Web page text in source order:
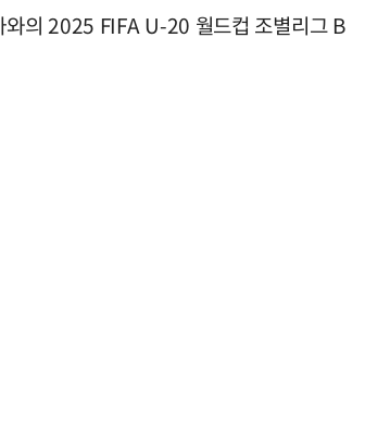
와의 2025 FIFA U-20 월드컵 조별리그 B